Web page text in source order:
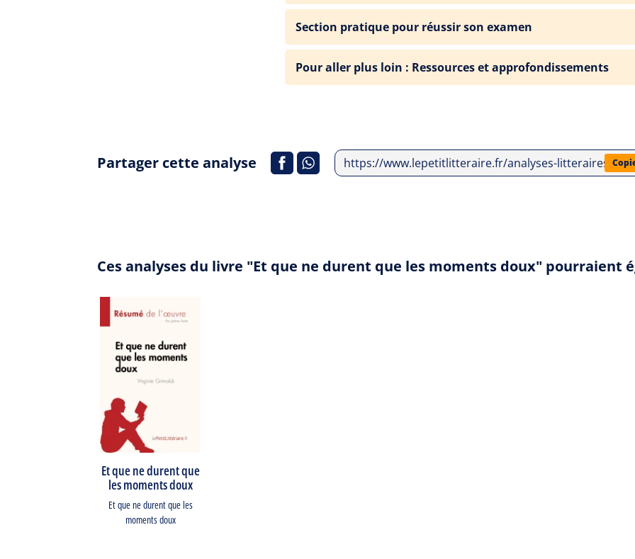
Section pratique pour réussir son examen
Pour aller plus loin : Ressources et approfondissements
Partager cette analyse https://www.lepetitlitteraire.fr/analyses-litteraires/
Ces analyses du livre "Et que ne durent que les moments doux" pourraient
Et que ne durent que
les moments doux
Et que ne durent que les
moments doux